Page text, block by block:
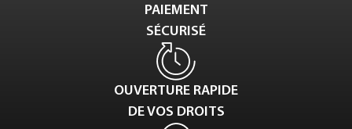
PAIEMENT
SÉCURISÉ
OUVERTURE RAPIDE
DE VOS DROITS